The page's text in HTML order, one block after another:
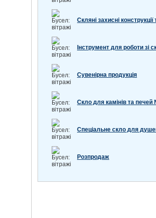
Скляні захисні
Інструмент для роботи зі
Сувенірна продукція
Скло для камінів та
Спеціальне скло для
Розпродаж